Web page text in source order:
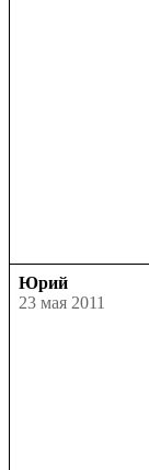
Юрий
23 мая 2011